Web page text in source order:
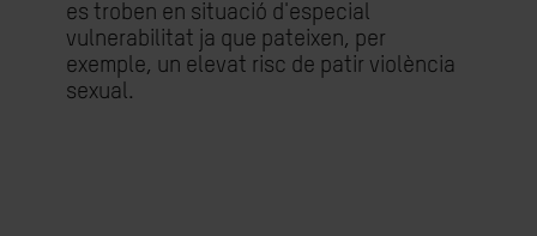
es troben en situació d'especial
vulnerabilitat ja que pateixen, per
exemple, un elevat risc de patir violència
sexual.